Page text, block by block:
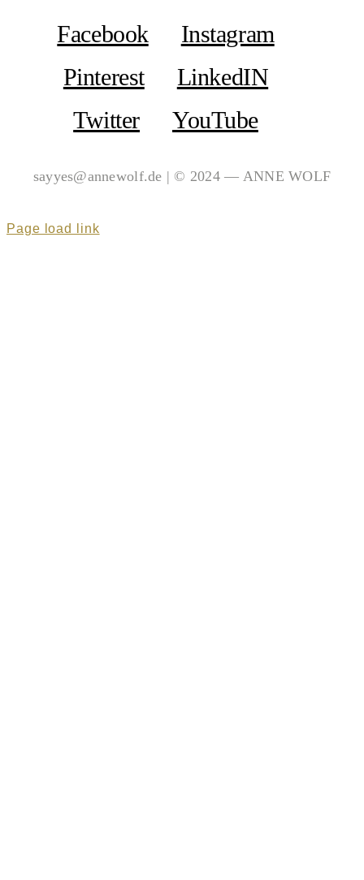
Facebook
Instagram
Pinterest
LinkedIN
Twitter
YouTube
sayyes@annewolf.de | © 2024 — ANNE WOLF
Page load link